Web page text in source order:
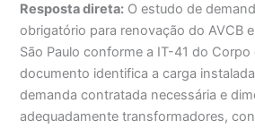
Resposta direta: O estudo de
obrigatório para renovação do AVCB
São Paulo conforme a IT-41 do
documento identifica a carga
demanda contratada necessária e
adequadamente transformadores,